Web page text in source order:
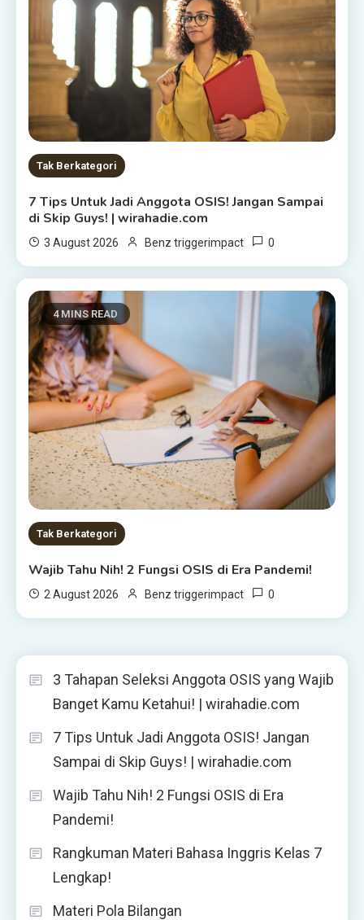
Tak Berkategori
7 Tips Untuk Jadi Anggota OSIS! Jangan Sampai
di Skip Guys! | wirahadie.com
3 August 2026 Benz triggerimpact 0
4 MINS READ
Tak Berkategori
Wajib Tahu Nih! 2 Fungsi OSIS di Era Pandemi!
2 August 2026 Benz triggerimpact 0
3 Tahapan Seleksi Anggota OSIS yang Wajib
Banget Kamu Ketahui! | wirahadie.com
7 Tips Untuk Jadi Anggota OSIS! Jangan
Sampai di Skip Guys! | wirahadie.com
Wajib Tahu Nih! 2 Fungsi OSIS di Era
Pandemi!
Rangkuman Materi Bahasa Inggris Kelas 7
Lengkap!
Materi Pola Bilangan